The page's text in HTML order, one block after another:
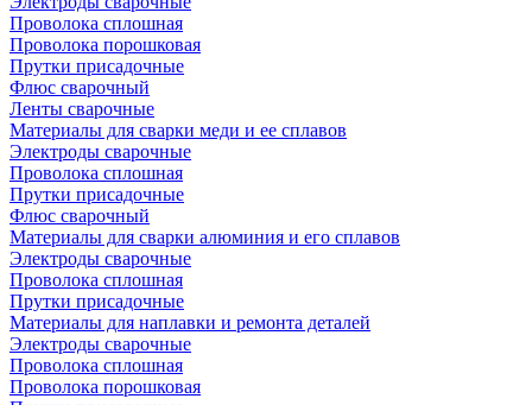
Проволока сплошная
Проволока порошковая
Прутки присадочные
Флюс сварочный
Ленты сварочные
Материалы для сварки меди и ее сплавов
Электроды сварочные
Проволока сплошная
Прутки присадочные
Флюс сварочный
Материалы для сварки алюминия и его сплавов
Электроды сварочные
Проволока сплошная
Прутки присадочные
Материалы для наплавки и ремонта деталей
Электроды сварочные
Проволока сплошная
Проволока порошковая